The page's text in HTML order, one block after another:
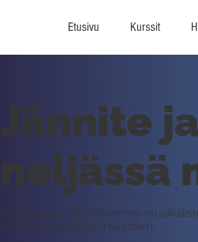
Etusivu Kurssit
Jännite
neljässä
Tällä oppitunnilla jatkamme
muokaten ja hyväksi käyttäen.